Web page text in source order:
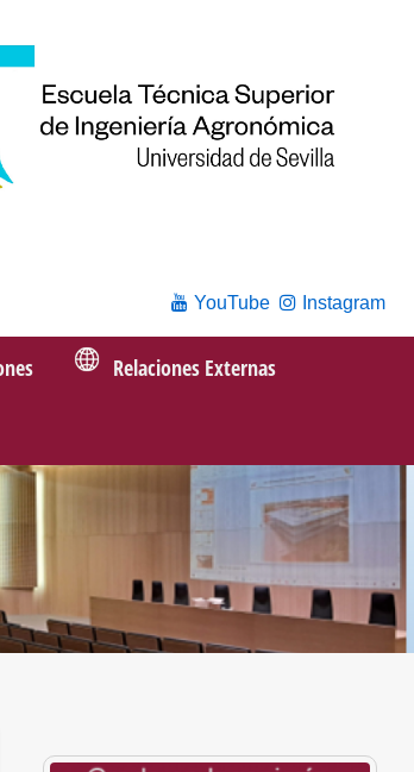
YouTube Instagram
Relaciones Externas